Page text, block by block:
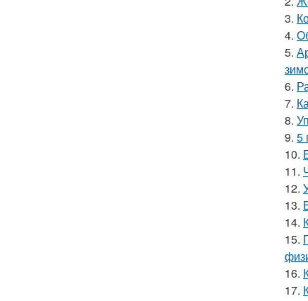
3.
4.
5.
6.
7.
8.
9. 5
10.
11.
12.
13.
14.
15.
16.
17.